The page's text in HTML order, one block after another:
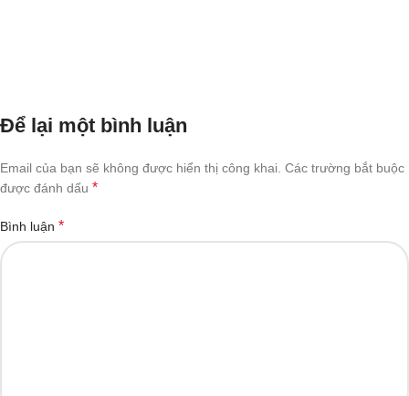
Để lại một bình luận
Email của bạn sẽ không được hiển thị công khai. Các trường bắt buộc
được đánh dấu *
Bình luận *